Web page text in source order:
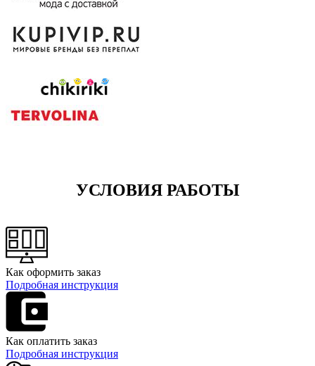
УСЛОВИЯ РАБОТЫ
Как оформить заказ
Подробная инструкция
Как оплатить заказ
Подробная инструкция